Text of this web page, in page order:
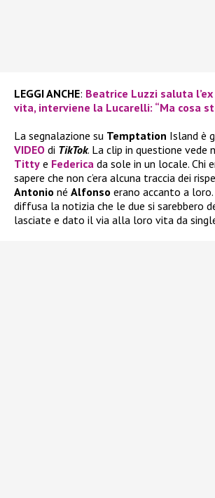
LEGGI ANCHE: Beatrice Luzzi saluta
vita, interviene la Lucarelli: “Ma cosa
La segnalazione su Temptation Island è
VIDEO di TikTok. La clip in questione vede
Titty e Federica da sole in un locale. Chi
sapere che non c’era alcuna traccia dei
Antonio né Alfonso erano accanto a loro.
diffusa la notizia che le due si sarebbero
lasciate e dato il via alla loro vita da